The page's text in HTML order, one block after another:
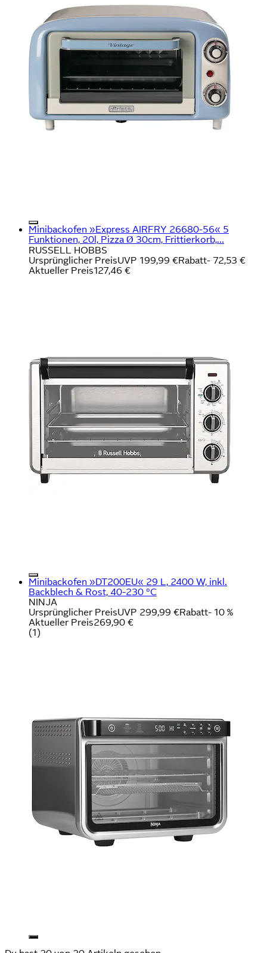
Minibackofen »Express AIRFRY 26680-56« 5
Funktionen, 20l, Pizza Ø 30cm, Frittierkorb,...
RUSSELL HOBBS
Ursprünglicher PreisUVP 199,99 €Rabatt- 72,53 €
Aktueller Preis127,46 €
Minibackofen »DT200EU« 29 L, 2400 W, inkl.
Backblech & Rost, 40-230 °C
NINJA
Ursprünglicher PreisUVP 299,99 €Rabatt- 10 %
Aktueller Preis269,90 €
(1)